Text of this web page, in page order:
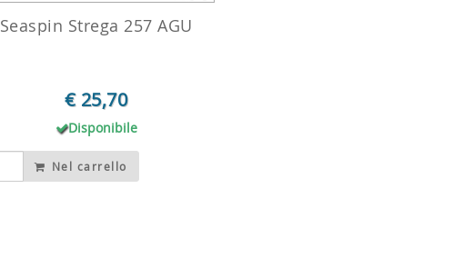
Seaspin Strega 257 AGU
€ 25,70
Disponibile
Nel carrello